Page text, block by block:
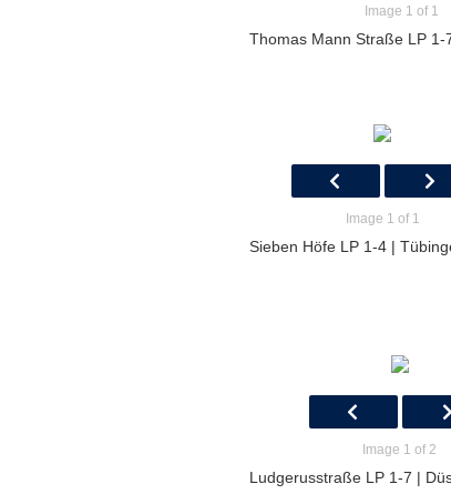
Image 1 of 1
Thomas Mann Straße LP 1-
Image 1 of 1
Sieben Höfe LP 1-4 |
Image 1 of 2
Ludgerusstraße LP 1-7 |